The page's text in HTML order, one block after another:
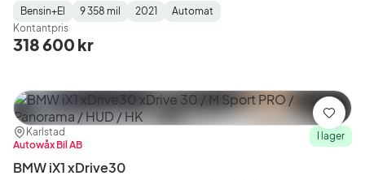
Fuel
Type:
Bensin+El
Mätarställning:
9 358 mil
Model
Year:
2021
Gearbox
Type:
Automat
Kontantpris
318 600 kr
Plats:
Karlstad
Återförsäljare:
Autowåx Bil AB
I lager
BMW iX1 xDrive30
Spara